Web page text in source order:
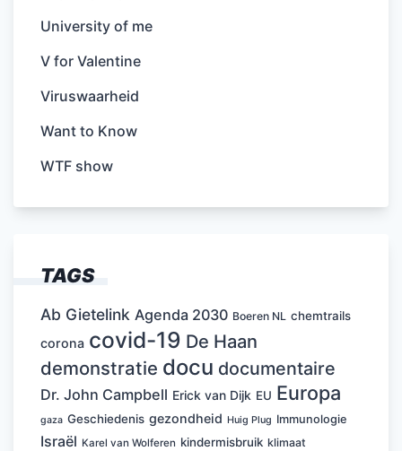
University of me
V for Valentine
Viruswaarheid
Want to Know
WTF show
TAGS
Ab Gietelink Agenda 2030 Boeren NL chemtrails
corona covid-19 De Haan
demonstratie docu documentaire
Dr. John Campbell Erick van Dijk EU Europa
gaza Geschiedenis gezondheid Huig Plug Immunologie
Israël Karel van Wolferen kindermisbruik klimaat